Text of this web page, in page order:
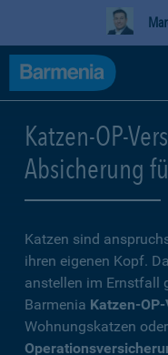
Katzen-OP-
Absicherung
Katzen sind
ihren eigenen Kopf.
anstellen im Ernstfall
Barmenia Katzen-
Wohnungskatzen